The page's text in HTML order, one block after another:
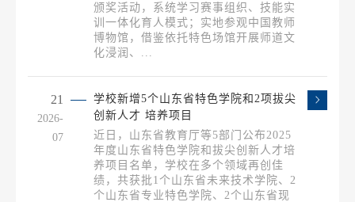
颁奖活动，系统学习赛事组织、技能实
训一体化育人模式；实地参观中国教师
博物馆，借鉴依托特色场馆开展师道文
化浸润、...
21
2026-
07
学校新增5个山东省特色学院和2项拔尖
创新人才 培养项目
近日，山东省教育厅等5部门公布2025
年度山东省特色学院和拔尖创新人才培
养项目名单，学校在多个领域再创佳
绩，共获批1个山东省未来技术学院、2
个山东省专业特色学院、2个山东省现